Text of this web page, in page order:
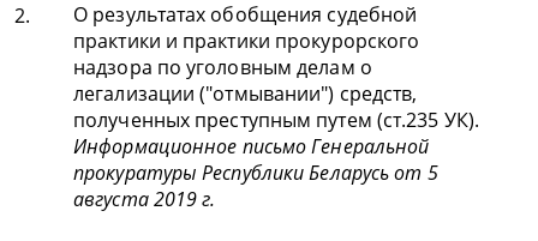
2.
О результатах обобщения судебной
практики и практики прокурорского
надзора по уголовным делам о
легализации ("отмывании") средств,
полученных преступным путем (ст.235 УК).
Информационное письмо Генеральной
прокуратуры Республики Беларусь от 5
августа 2019 г.